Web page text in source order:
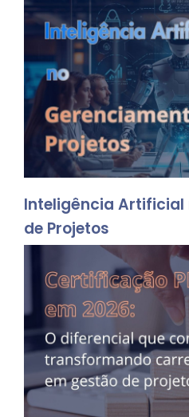
Inteligência Artificial
de Projetos